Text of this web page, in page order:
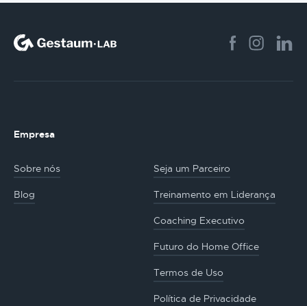
Empresa
Sobre nós Seja um Parceiro
Blog Treinamento em Liderança
Coaching Executivo
Futuro do Home Office
Termos de Uso
Política de Privacidade